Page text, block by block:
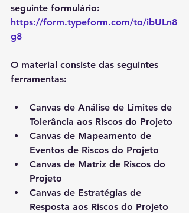
seguinte formulário:
https://form.typeform.com/to/ibULn8
g8
O material consiste das seguintes
ferramentas:
Canvas de Análise de Limites de
Tolerância aos Riscos do Projeto
Canvas de Mapeamento de
Eventos de Riscos do Projeto
Canvas de Matriz de Riscos do
Projeto
Canvas de Estratégias de
Resposta aos Riscos do Projeto